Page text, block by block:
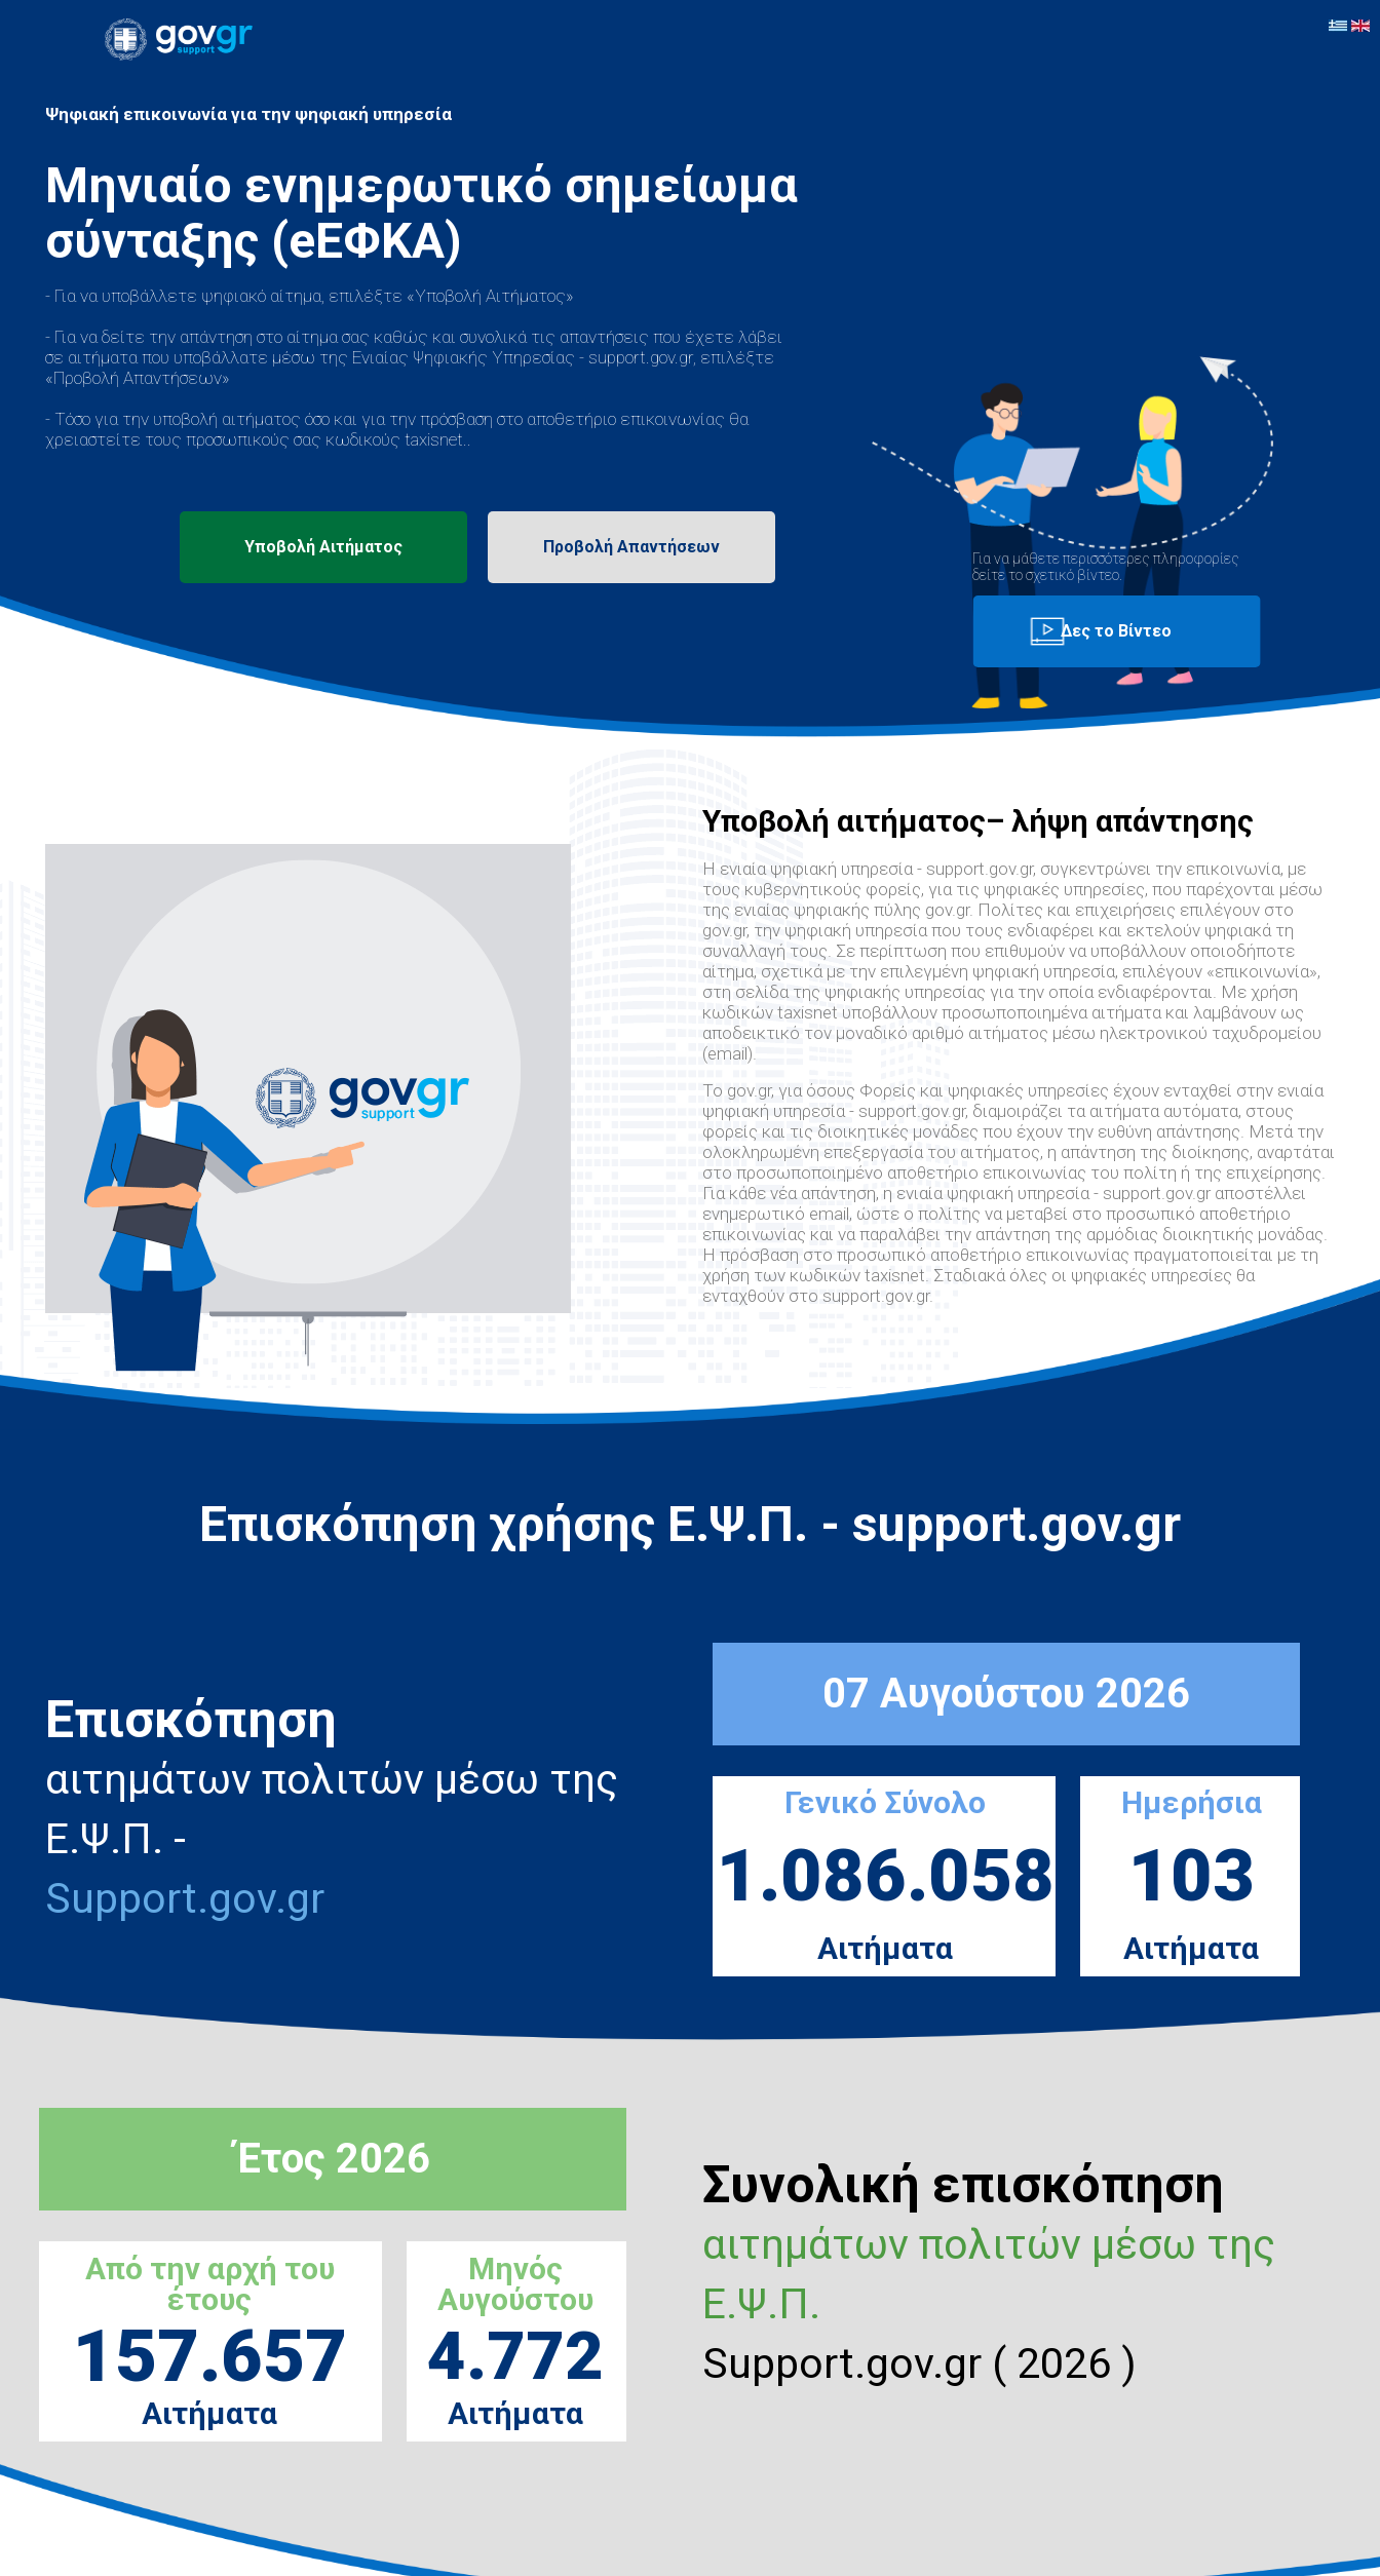
Μηνιαίο ενημερωτικό σημείωμα
- Για να υποβάλλετε ψηφιακό αίτημα, επιλέξτε «Υποβολή Αιτήματος»
- Για να δείτε την απάντηση στο αίτημα σας καθώς και συνολικά τις απαντήσεις που έχετε λάβει
σε αιτήματα που υποβάλλατε μέσω της Ενιαίας Ψηφιακής Υπηρεσίας - support.gov.gr, επιλέξτε
«Προβολή Απαντήσεων»
- Τόσο για την υποβολή αιτήματος όσο και για την πρόσβαση στο αποθετήριο επικοινωνίας θα
χρειαστείτε τους προσωπικούς σας κωδικούς taxisnet..
Για να μάθετε περισσότερες πληροφορίες
δείτε το σχετικό βίντεο.
Υποβολή αιτήματος– λήψη απάντησης
Η ενιαία ψηφιακή υπηρεσία - support.gov.gr, συγκεντρώνει την επικοινωνία, με
τους κυβερνητικούς φορείς, για τις ψηφιακές υπηρεσίες, που παρέχονται μέσω
της ενιαίας ψηφιακής πύλης gov.gr. Πολίτες και επιχειρήσεις επιλέγουν στο
gov.gr, την ψηφιακή υπηρεσία που τους ενδιαφέρει και εκτελούν ψηφιακά τη
συναλλαγή τους. Σε περίπτωση που επιθυμούν να υποβάλλουν οποιοδήποτε
αίτημα, σχετικά με την επιλεγμένη ψηφιακή υπηρεσία, επιλέγουν «επικοινωνία»,
στη σελίδα της ψηφιακής υπηρεσίας για την οποία ενδιαφέρονται. Με χρήση
κωδικών taxisnet υποβάλλουν προσωποποιημένα αιτήματα και λαμβάνουν ως
αποδεικτικό τον μοναδικό αριθμό αιτήματος μέσω ηλεκτρονικού ταχυδρομείου
(email).
Το gov.gr, για όσους Φορείς και ψηφιακές υπηρεσίες έχουν ενταχθεί στην ενιαία
ψηφιακή υπηρεσία - support.gov.gr, διαμοιράζει τα αιτήματα αυτόματα, στους
φορείς και τις διοικητικές μονάδες που έχουν την ευθύνη απάντησης. Μετά την
ολοκληρωμένη επεξεργασία του αιτήματος, η απάντηση της διοίκησης, αναρτάται
στο προσωποποιημένο αποθετήριο επικοινωνίας του πολίτη ή της επιχείρησης.
Για κάθε νέα απάντηση, η ενιαία ψηφιακή υπηρεσία - support.gov.gr αποστέλλει
ενημερωτικό email, ώστε ο πολίτης να μεταβεί στο προσωπικό αποθετήριο
επικοινωνίας και να παραλάβει την απάντηση της αρμόδιας διοικητικής μονάδας.
Η πρόσβαση στο προσωπικό αποθετήριο επικοινωνίας πραγματοποιείται με τη
χρήση των κωδικών taxisnet. Σταδιακά όλες οι ψηφιακές υπηρεσίες θα
ενταχθούν στο support.gov.gr.
Επισκόπηση χρήσης Ε.Ψ.Π. - support.gov.gr
Eπισκόπηση
αιτημάτων πολιτών μέσω της
Ε.Ψ.Π. -
Support.gov.gr
07 Αυγούστου 2026
Γενικό Σύνολο
1.086.058
Αιτήματα
Ημερήσια
103
Αιτήματα
Έτος 2026
Από την αρχή του
έτους
157.657
Αιτήματα
Μηνός
Αυγούστου
4.772
Αιτήματα
Συνολική επισκόπηση
αιτημάτων πολιτών μέσω της
Ε.Ψ.Π.
Support.gov.gr ( 2026 )